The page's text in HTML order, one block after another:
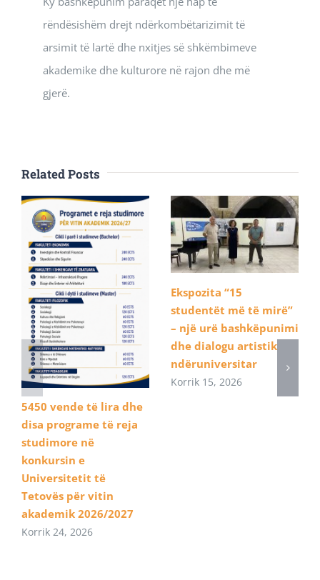
rëndësishëm drejt ndërkombëtarizimit të
arsimit të lartë dhe nxitjes së shkëmbimeve
akademike dhe kulturore në rajon dhe më
gjerë.
Related Posts
5450 vende të lira dhe
disa programe të reja
studimore në
konkursin e
Universitetit të
Tetovës për vitin
akademik 2026/2027
Korrik 24, 2026
Ekspozita “15
studentët më të mirë”
– një urë bashkëpunimi
dhe dialogu artistik
ndëruniversitar
Korrik 15, 2026